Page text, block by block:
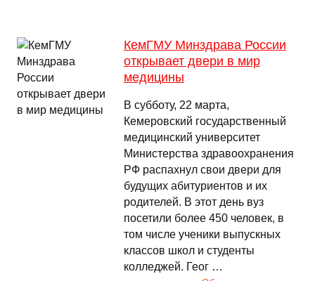
КемГМУ Минздрава России
открывает двери в мир
медицины
В субботу, 22 марта,
Кемеровский государственный
медицинский университет
Министерства здравоохранения
РФ распахнул свои двери для
будущих абитуриентов и их
родителей. В этот день вуз
посетили более 450 человек, в
том числе ученики выпускных
классов школ и студенты
колледжей. Геог …